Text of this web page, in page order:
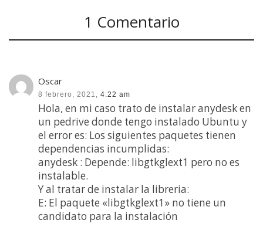
1 Comentario
Oscar
8 febrero, 2021, 4:22 am
Hola, en mi caso trato de instalar anydesk en
un pedrive donde tengo instalado Ubuntu y
el error es: Los siguientes paquetes tienen
dependencias incumplidas:
anydesk : Depende: libgtkglext1 pero no es
instalable.
Y al tratar de instalar la libreria:
E: El paquete «libgtkglext1» no tiene un
candidato para la instalación